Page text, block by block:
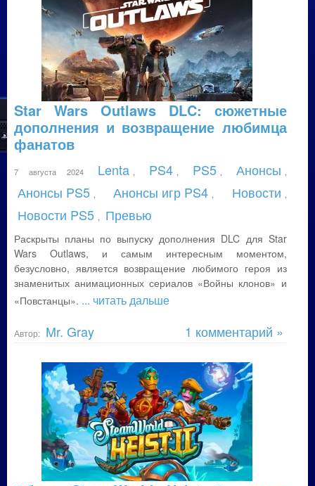
Star Wars Outlaws DLC: сюжетные
дополнения и возвращение любимца
фанатов
7 августа 2024 Lenta PS4 PS5 Анонсы
Анонсы PS5 Анонсы игр PS4 Новости
Новости PS5 Превью
Раскрыты планы по выпуску дополнения DLC для Star
Wars Outlaws, и самым интересным моментом,
безусловно, является возвращение любимого героя из
знаменитых анимационных сериалов «Войны клонов» и
«Повстанцы». ... читать дальше
Автор: Mr. Gray 1 комментарий »